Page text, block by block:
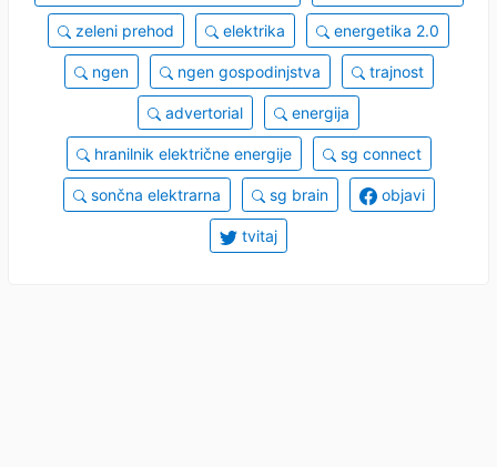
zeleni prehod elektrika energetika 2.0
ngen ngen gospodinjstva trajnost
advertorial energija
hranilnik električne energije sg connect
sončna elektrarna sg brain objavi
tvitaj